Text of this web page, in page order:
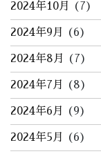
2024年10月 (7)
2024年9月 (6)
2024年8月 (7)
2024年7月 (8)
2024年6月 (9)
2024年5月 (6)